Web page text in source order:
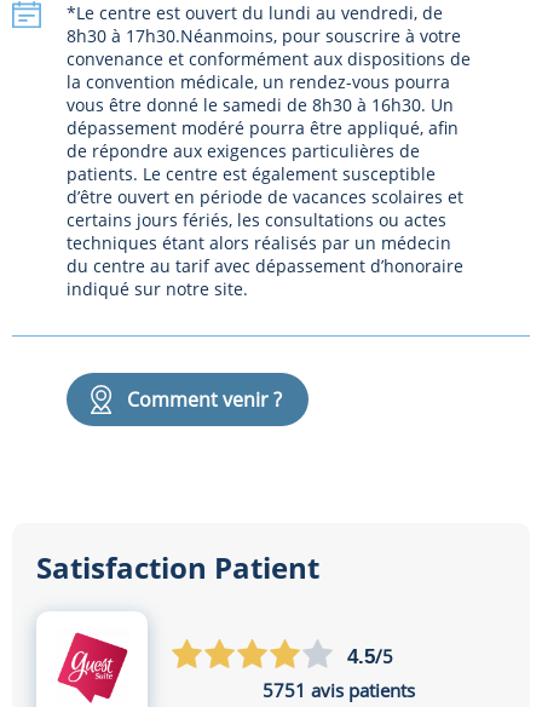
*Le centre est ouvert du lundi au vendredi, de
8h30 à 17h30.Néanmoins, pour souscrire à votre
convenance et conformément aux dispositions de
la convention médicale, un rendez-vous pourra
vous être donné le samedi de 8h30 à 16h30. Un
dépassement modéré pourra être appliqué, afin
de répondre aux exigences particulières de
patients. Le centre est également susceptible
d’être ouvert en période de vacances scolaires et
certains jours fériés, les consultations ou actes
techniques étant alors réalisés par un médecin
du centre au tarif avec dépassement d’honoraire
indiqué sur notre site.
Comment venir ?
Satisfaction Patient
4.5/5
5751 avis patients